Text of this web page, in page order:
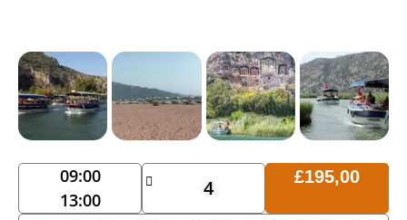
09:00
13:00
4 £195,00